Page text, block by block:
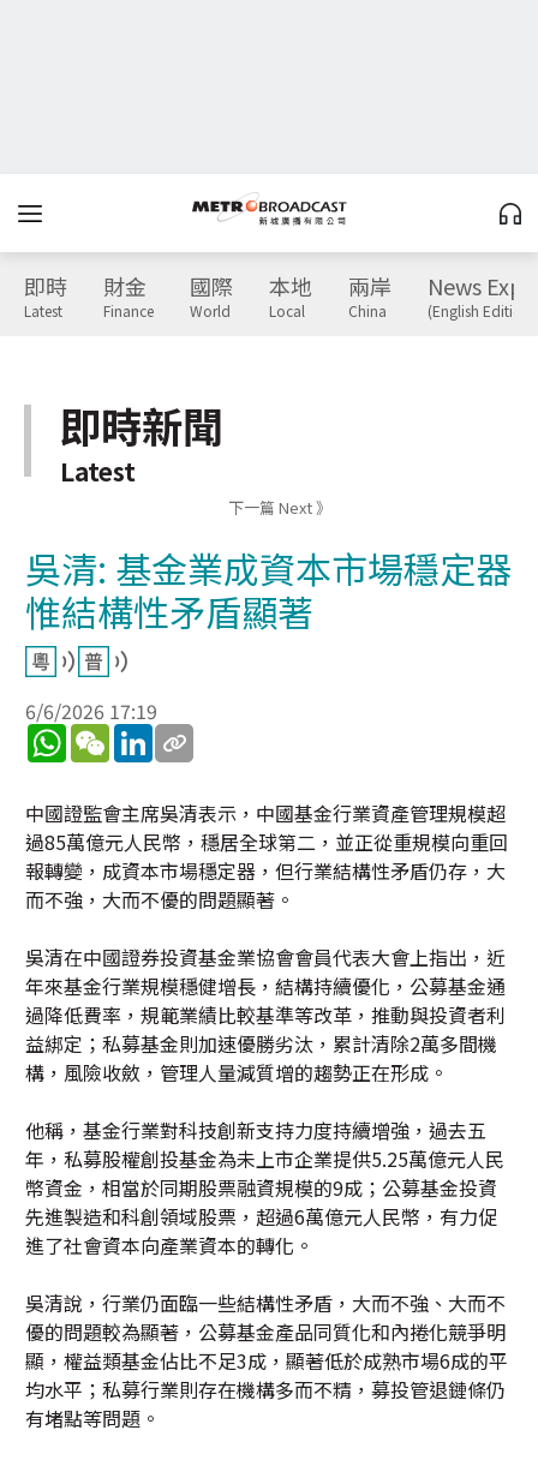
即時
Latest
財金
Finance
國際
World
本地
Local
兩岸
China
News
(English Edition)
即時新聞
Latest
下一篇 Next 》
吳清: 基金業成資本市場穩定器
惟結構性矛盾顯著
6/6/2026 17:19
WhatsApp
WeChatLinkedIn
中國證監會主席吳清表示，中國基金行業資產管理規模超
過85萬億元人民幣，穩居全球第二，並正從重規模向重回
報轉變，成資本市場穩定器，但行業結構性矛盾仍存，大
而不強，大而不優的問題顯著。
吳清在中國證券投資基金業協會會員代表大會上指出，近
年來基金行業規模穩健增長，結構持續優化，公募基金通
過降低費率，規範業績比較基準等改革，推動與投資者利
益綁定；私募基金則加速優勝劣汰，累計清除2萬多間機
構，風險收斂，管理人量減質增的趨勢正在形成。
他稱，基金行業對科技創新支持力度持續增強，過去五
年，私募股權創投基金為未上市企業提供5.25萬億元人民
幣資金，相當於同期股票融資規模的9成；公募基金投資
先進製造和科創領域股票，超過6萬億元人民幣，有力促
進了社會資本向產業資本的轉化。
吳清說，行業仍面臨一些結構性矛盾，大而不強、大而不
優的問題較為顯著，公募基金產品同質化和內捲化競爭明
顯，權益類基金佔比不足3成，顯著低於成熟市場6成的平
均水平；私募行業則存在機構多而不精，募投管退鏈條仍
有堵點等問題。